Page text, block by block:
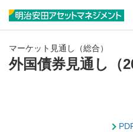
マーケット見通し（総合）
外国債券見通し（